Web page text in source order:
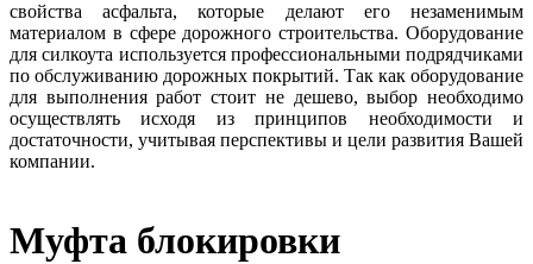
свойства асфальта, которые делают его незаменимым
материалом в сфере дорожного строительства. Оборудование
для силкоута используется профессиональными подрядчиками
по обслуживанию дорожных покрытий. Так как оборудование
для выполнения работ стоит не дешево, выбор необходимо
осуществлять исходя из принципов необходимости и
достаточности, учитывая перспективы и цели развития Вашей
компании.
Муфта блокировки